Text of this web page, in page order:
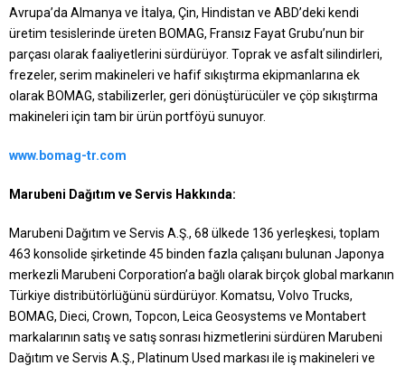
Avrupa’da Almanya ve İtalya, Çin, Hindistan ve ABD’deki kendi
üretim tesislerinde üreten BOMAG, Fransız Fayat Grubu’nun bir
parçası olarak faaliyetlerini sürdürüyor. Toprak ve asfalt silindirleri,
frezeler, serim makineleri ve hafif sıkıştırma ekipmanlarına ek
olarak BOMAG, stabilizerler, geri dönüştürücüler ve çöp sıkıştırma
makineleri için tam bir ürün portföyü sunuyor.
www.bomag-tr.com
Marubeni Dağıtım ve Servis Hakkında:
Marubeni Dağıtım ve Servis A.Ş., 68 ülkede 136 yerleşkesi, toplam
463 konsolide şirketinde 45 binden fazla çalışanı bulunan Japonya
merkezli Marubeni Corporation’a bağlı olarak birçok global markanın
Türkiye distribütörlüğünü sürdürüyor. Komatsu, Volvo Trucks,
BOMAG, Dieci, Crown, Topcon, Leica Geosystems ve Montabert
markalarının satış ve satış sonrası hizmetlerini sürdüren Marubeni
Dağıtım ve Servis A.Ş., Platinum Used markası ile iş makineleri ve